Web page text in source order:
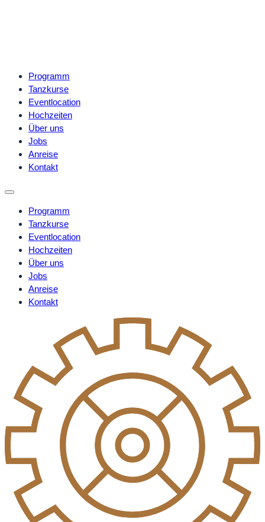
Programm
Tanzkurse
Eventlocation
Hochzeiten
Über uns
Jobs
Anreise
Kontakt
Programm
Tanzkurse
Eventlocation
Hochzeiten
Über uns
Jobs
Anreise
Kontakt